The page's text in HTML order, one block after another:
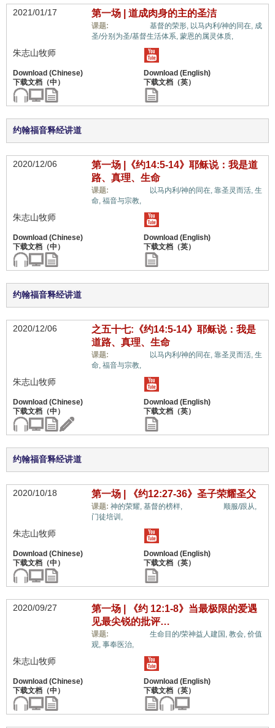
2021/01/17 第一场 | 道成肉身的主的圣洁
课题: 基督的荣形, 以马内利/神的同在, 成
圣/分别为圣/基督生活体系, 蒙恩的属灵体质,
朱志山牧师
约翰福音释经讲道
2020/12/06
第一场 |《约14:5-14》耶稣说：我是道
路、真理、生命
课题: 以马内利/神的同在, 靠圣灵而活, 生
命, 福音与宗教,
朱志山牧师
约翰福音释经讲道
2020/12/06
之五十七:《约14:5-14》耶稣说：我是
道路、真理、生命
课题: 以马内利/神的同在, 靠圣灵而活, 生
命, 福音与宗教,
朱志山牧师
约翰福音释经讲道
2020/10/18 第一场 | 《约12:27-36》圣子荣耀圣父
课题: 神的荣耀, 基督的榜样,
顺服/跟从,
门徒培训,
朱志山牧师
2020/09/27
第一场 | 《约 12:1-8》当最极限的爱遇
见最尖锐的批评…
课题: 生命目的/荣神益人建国, 教会, 价值
观, 事奉医治,
朱志山牧师